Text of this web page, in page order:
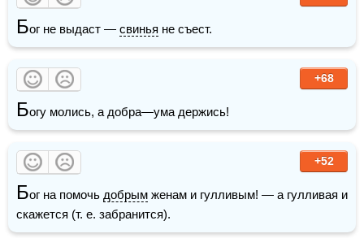
Бог не выдаст — свинья не съест.
+68
Богу молись, а добра—ума держись!
+52
Бог на помочь добрым женам и гулливым! — а гулливая и
скажется (т. е. забранится).